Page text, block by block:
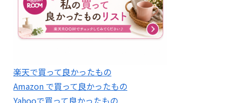
楽天で買って良かったもの
Amazon で買って良かったもの